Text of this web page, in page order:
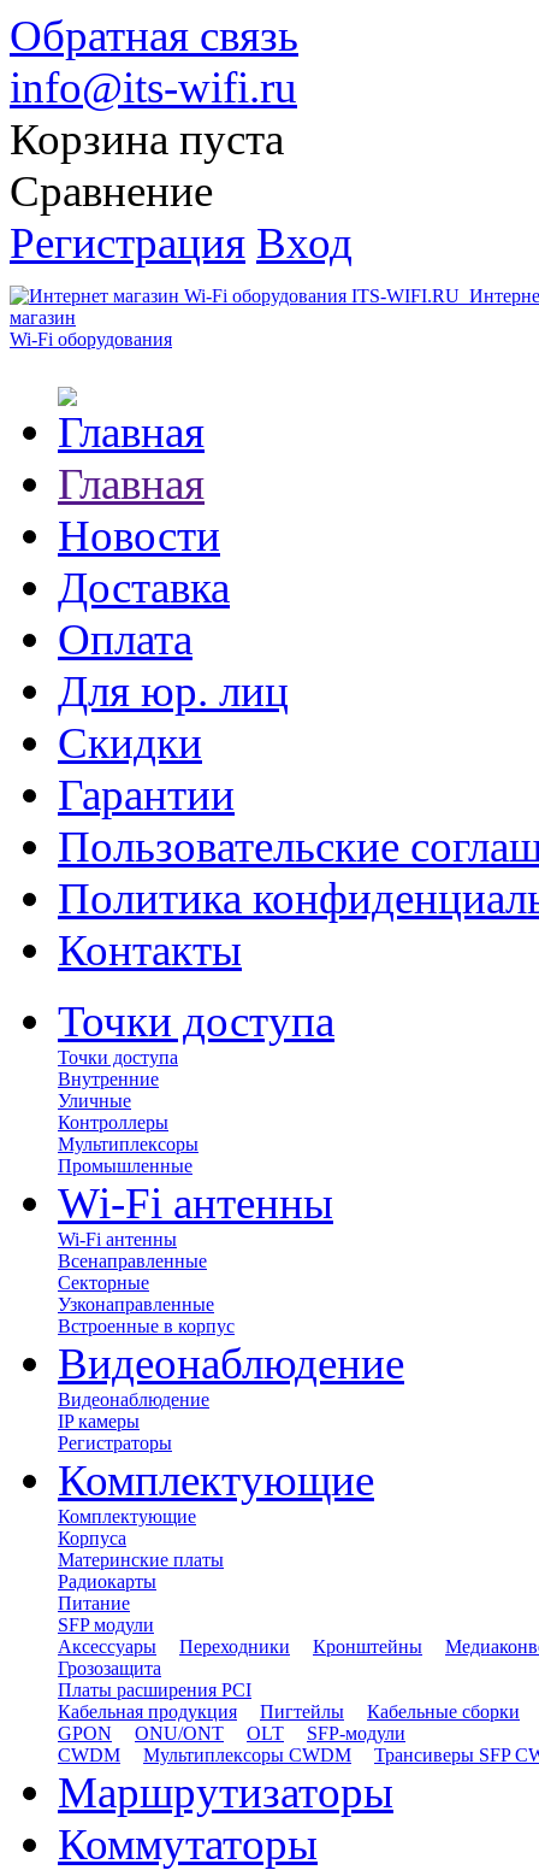
Обратная связь
info@its-wifi.ru
Корзина пуста
Сравнение
Регистрация Вход
магазин
Wi-Fi оборудования
Главная
Новости
Доставка
Оплата
Для юр. лиц
Скидки
Гарантии
Пользовательские
Политика
Контакты
Точки доступа
Точки доступа
Внутренние
Уличные
Контроллеры
Мультиплексоры
Промышленные
Wi-Fi антенны
Wi-Fi антенны
Всенаправленные
Секторные
Узконаправленные
Встроенные в корпус
Видеонаблюдение
Видеонаблюдение
IP камеры
Регистраторы
Комплектующие
Комплектующие
Корпуса
Материнские платы
Радиокарты
Питание
SFP модули
Аксессуары
Переходники Кронштейны
Грозозащита
Платы расширения PCI
Кабельная продукция
Пигтейлы
Кабельные сборки
GPON
ONU/ONT OLT
SFP-модули
CWDM
Мультиплексоры CWDM Трансиверы SFP
Маршрутизаторы
Коммутаторы